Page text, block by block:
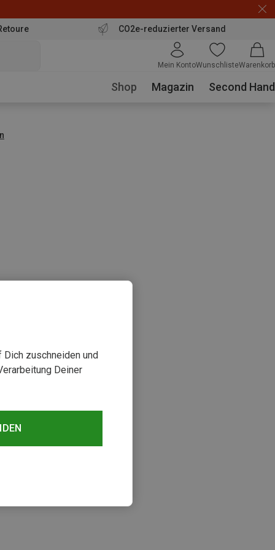
CO2e-reduzierter Versand
Mein KontoWunschlisteWarenkorb
Shop Magazin Second Hand
zuschneiden und
Deiner